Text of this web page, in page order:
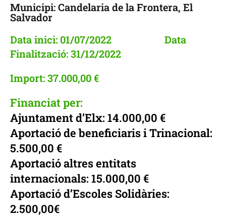
Municipi: Candelaria de la Frontera, El
Salvador
Data inici: 01/07/2022 Data
Finalització: 31/12/2022
Import: 37.000,00 €
Financiat per:
Ajuntament d’Elx: 14.000,00 €
Aportació de beneficiaris i Trinacional:
5.500,00 €
Aportació altres entitats
internacionals: 15.000,00 €
Aportació d’Escoles Solidàries:
2.500,00€